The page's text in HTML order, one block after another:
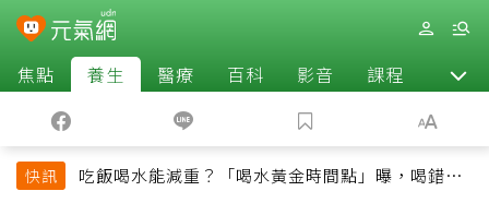
焦點 養生 醫療 百科 影音 課程 退休
快訊
吃飯喝水能減重？「喝水黃金時間點」曝，喝錯時